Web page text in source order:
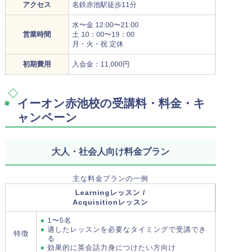
アクセス 名鉄赤池駅徒歩11分
営業時間
水〜金 12:00〜21:00
土 10：00〜19：00
月・火・祝 定休
初期費用 入会金：11,000円
イーオン赤池校の受講料・料金・キ
ャンペーン
大人・社会人向け料金プラン
主な料金プランの一例
Learningレッスン /
Acquisitionレッスン
特徴
1〜5名
適したレッスンを必要なタイミングで受講でき
る
効果的に英会話力身につけたい方向け